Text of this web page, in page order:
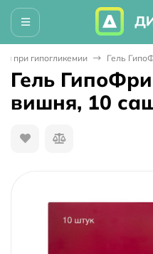
при гипогликемии Гель
Гель ГипоФри
вишня, 10